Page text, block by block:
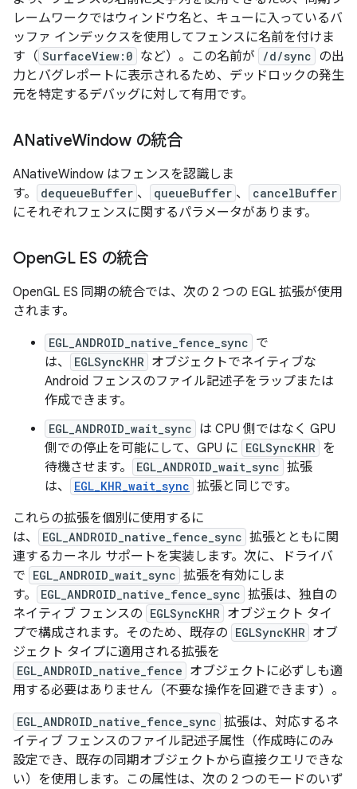
レームワークではウィンドウ名と、キューに入っているバ
ッファ インデックスを使用してフェンスに名前を付けま
す（ SurfaceView:0 など）。この名前が /d/sync の出
力とバグレポートに表示されるため、デッドロックの発生
元を特定するデバッグに対して有用です。
ANativeWindow の統合
ANativeWindow はフェンスを認識しま
す。
dequeueBuffer 、 queueBuffer 、 cancelBuffer
にそれぞれフェンスに関するパラメータがあります。
OpenGL ES の統合
OpenGL ES 同期の統合では、次の 2 つの EGL 拡張が使用
されます。
EGL_ANDROID_native_fence_sync で
は、
EGLSyncKHR オブジェクトでネイティブな
Android フェンスのファイル記述子をラップまたは
作成できます。
EGL_ANDROID_wait_sync は CPU 側ではなく GPU
側での停止を可能にして、GPU に EGLSyncKHR を
待機させます。
EGL_ANDROID_wait_sync 拡張
は、
EGL_KHR_wait_sync 拡張と同じです。
これらの拡張を個別に使用するに
は、
EGL_ANDROID_native_fence_sync 拡張とともに関
連するカーネル サポートを実装します。次に、ドライバ
で EGL_ANDROID_wait_sync 拡張を有効にしま
す。
EGL_ANDROID_native_fence_sync 拡張は、独自の
ネイティブ フェンスの EGLSyncKHR オブジェクト タイ
プで構成されます。そのため、既存の EGLSyncKHR オブ
ジェクト タイプに適用される拡張を
EGL_ANDROID_native_fence オブジェクトに必ずしも適
用する必要はありません（不要な操作を回避できます）。
EGL_ANDROID_native_fence_sync 拡張は、対応するネ
イティブ フェンスのファイル記述子属性（作成時にのみ
設定でき、既存の同期オブジェクトから直接クエリできな
い）を使用します。この属性は、次の 2 つのモードのいず